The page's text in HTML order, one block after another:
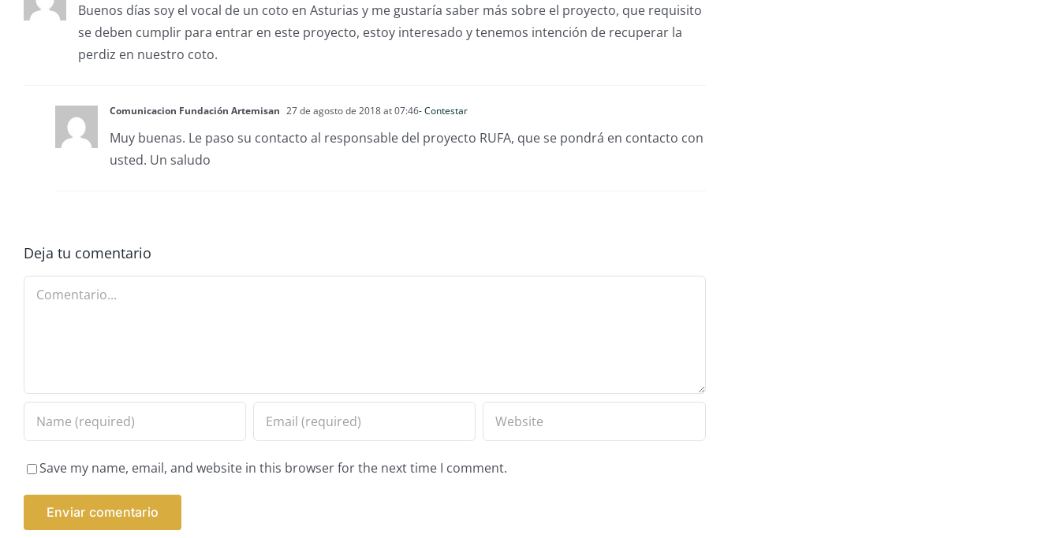
Buenos días soy el vocal de un coto en Asturias y me gustaría saber más sobre el proyecto, que requisito
se deben cumplir para entrar en este proyecto, estoy interesado y tenemos intención de recuperar la
perdiz en nuestro coto.
Comunicacion Fundación Artemisan 27 de agosto de 2018 at 07:46- Contestar
Muy buenas. Le paso su contacto al responsable del proyecto RUFA, que se pondrá en contacto con
usted. Un saludo
Deja tu comentario
Comentario
Save my name, email, and website in this browser for the next time I comment.